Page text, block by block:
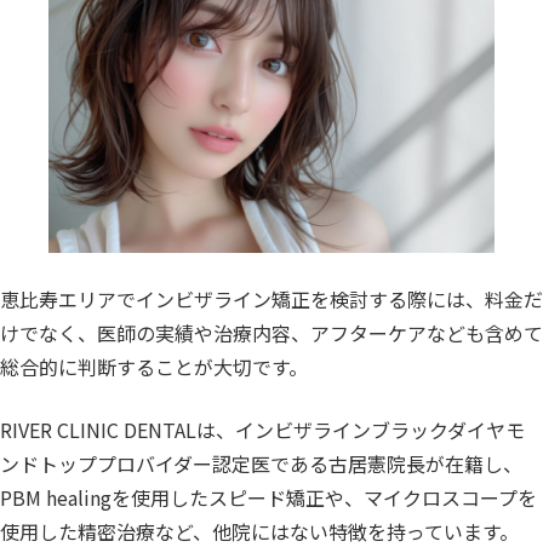
恵比寿エリアでインビザライン矯正を検討する際には、料金だ
けでなく、医師の実績や治療内容、アフターケアなども含めて
総合的に判断することが大切です。
RIVER CLINIC DENTALは、インビザラインブラックダイヤモ
ンドトッププロバイダー認定医である古居憲院長が在籍し、
PBM healingを使用したスピード矯正や、マイクロスコープを
使用した精密治療など、他院にはない特徴を持っています。